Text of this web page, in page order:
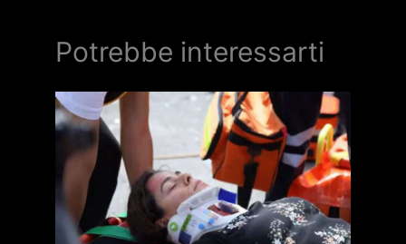
Potrebbe interessarti